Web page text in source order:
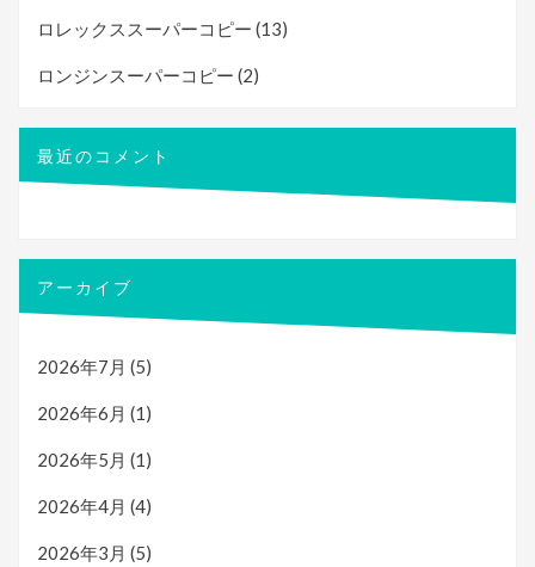
ロレックススーパーコピー (13)
ロンジンスーパーコピー (2)
最近のコメント
アーカイブ
2026年7月 (5)
2026年6月 (1)
2026年5月 (1)
2026年4月 (4)
2026年3月 (5)